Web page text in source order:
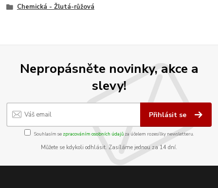
Chemická - Žlutá-růžová
Nepropásněte novinky, akce a
slevy!
Přihlásit se
Souhlasím se zpracováním osobních údajůza účelem rozesílky newsletteru.
Můžete se kdykoli odhlásit. Zasíláme jednou za 14 dní.